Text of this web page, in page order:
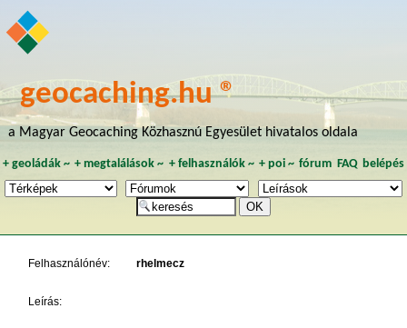
geocaching.hu ®
a Magyar Geocaching Közhasznú Egyesület hivatalos oldala
+ geoládák~ +megtalálások ~ + felhasználók~ + poi~ fórum FAQ belépés
Felhasználónév: rhelmecz
Leírás: